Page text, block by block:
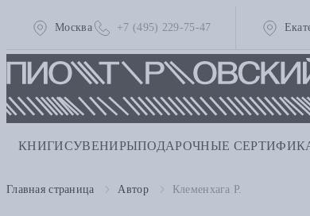
Москва +7 (495) 229-75-47
КНИГИСУВЕНИРЫПОДАРОЧНЫЕ
Главная страница Автор Клеменхага Р.